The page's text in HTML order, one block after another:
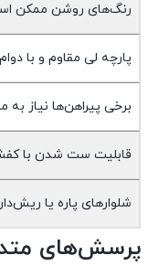
رنگ‌های روشن ممکن
پارچه لی مقاوم و با
برخی پیراهن‌ها نیاز
قابلیت ست شدن با
شلوارهای پاره یا
پرسش‌های